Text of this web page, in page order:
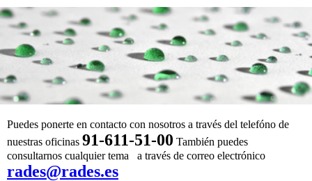
Puedes ponerte en contacto con nosotros a través del telefóno de
nuestras oficinas 91-611-51-00 También puedes
consultarnos cualquier tema a través de correo electrónico
rades@rades.es